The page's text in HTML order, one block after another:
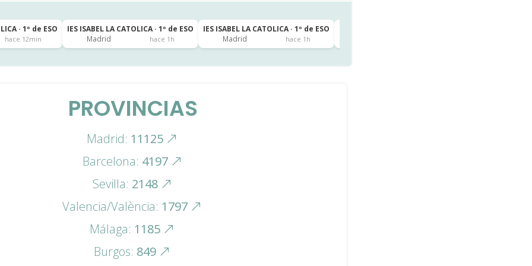
· 1º de ESO
hace 12min
IES ISABEL LA CATOLICA · 1º de ESO
Madrid
hace 1h
IES ISABEL LA CATOLICA · 1º de ESO
Madrid
hace 1h
PROVINCIAS
Madrid: 11125
Barcelona: 4197
Sevilla: 2148
Valencia/València: 1797
Málaga: 1185
Burgos: 849